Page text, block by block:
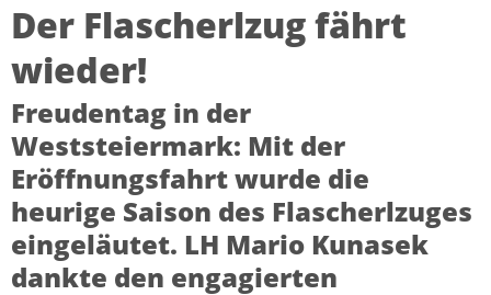
Der Flascherlzug fährt
wieder!
Freudentag in der
Weststeiermark: Mit der
Eröffnungsfahrt wurde die
heurige Saison des Flascherlzuges
eingeläutet. LH Mario Kunasek
dankte den engagierten